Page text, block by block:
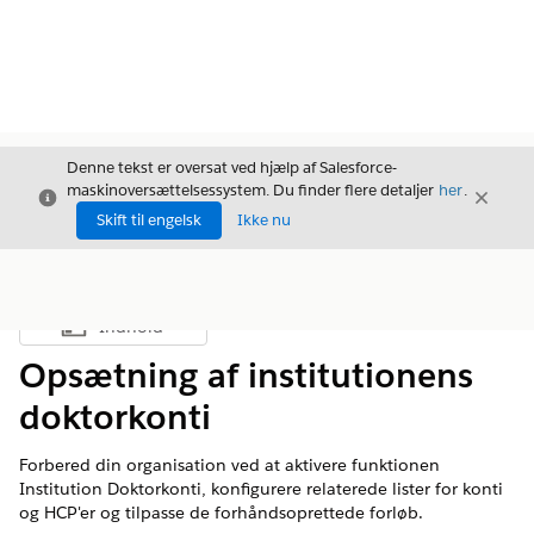
Luk
Denne tekst er oversat ved hjælp af Salesforce-
maskinoversættelsessystem. Du finder flere detaljer her.
Skift til engelsk
Ikke nu
Luk
Vis indholdsfortegnelse
Indhold
Opsætning af institutionens
doktorkonti
Forbered din organisation ved at aktivere funktionen
Institution Doktorkonti, konfigurere relaterede lister for konti
og HCP'er og tilpasse de forhåndsoprettede forløb.